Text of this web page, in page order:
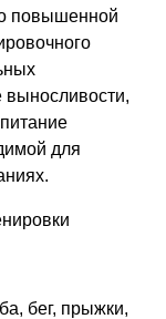
повышенной
выносливости,
для
бег, прыжки,